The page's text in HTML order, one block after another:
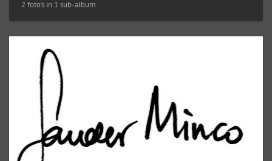
2 foto's in 1 sub-album